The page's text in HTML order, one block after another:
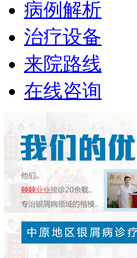
病例解析
治疗设备
来院路线
在线咨询